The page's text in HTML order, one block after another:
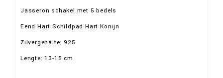
Jasseron schakel met 5 bedels
Eend Hart Schildpad Hart Konijn
Zilvergehalte: 925
Lengte: 13-15 cm